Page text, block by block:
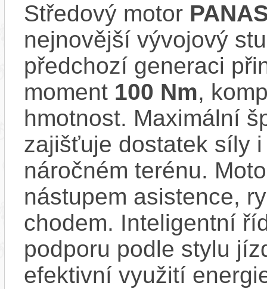
Středový motor
nejnovější vývojový
předchozí generaci
moment 100 Nm,
hmotnost. Maximální
zajišťuje dostatek síly
náročném terénu.
nástupem asistence,
chodem. Inteligentní
podporu podle stylu
efektivní využití